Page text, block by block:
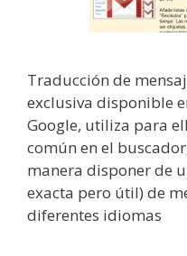
Traducción de
exclusiva disponible
Google, utiliza para
común en el
manera disponer de
exacta pero útil) de
diferentes idiomas